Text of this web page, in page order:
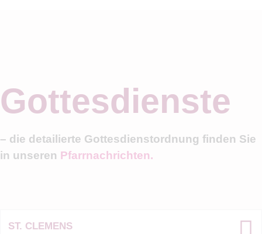
Gottesdienste
– die detailierte Gottesdienstordnung finden Sie
in unseren Pfarrnachrichten.
ST. CLEMENS